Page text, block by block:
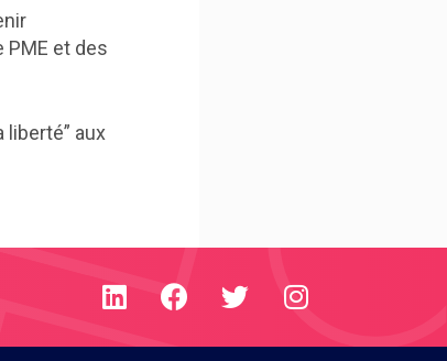
PME et des
liberté” aux